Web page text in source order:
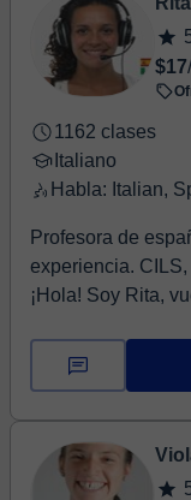
$17
1162 clases
Italiano
Profesora de
experiencia.
¡Hola! Soy Rita,